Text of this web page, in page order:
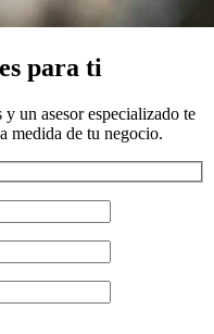
para ti
un asesor especializado te
medida de tu negocio.